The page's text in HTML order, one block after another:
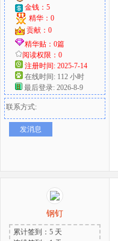
金钱：5
精华：0
贡献：0
精华贴：0篇
阅读权限：0
注册时间: 2025-7-14
在线时间: 112 小时
最后登录: 2026-8-9
联系方式:
发消息
钢钉
累计签到：5 天